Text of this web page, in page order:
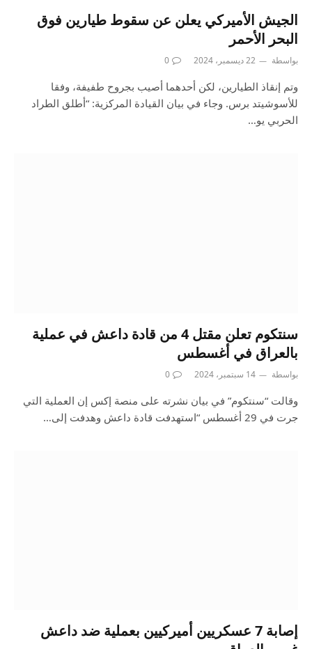
الجيش الأميركي يعلن عن سقوط طيارين فوق
البحر الأحمر
بواسطة 22 ديسمبر، 2024 0
وتم إنقاذ الطيارين، لكن أحدهما أصيب بجروح طفيفة، وفقا
للأسوشيتد برس. وجاء في بيان القيادة المركزية: “أطلق الطراد
الحربي يو…
سنتكوم تعلن مقتل 4 من قادة داعش في عملية
بالعراق في أغسطس
بواسطة 14 سبتمبر، 2024 0
وقالت “سنتكوم” في بيان نشرته على منصة إكس إن العملية التي
جرت في 29 أغسطس “استهدفت قادة داعش وهدفت إلى…
إصابة 7 عسكريين أميركيين بعملية ضد داعش